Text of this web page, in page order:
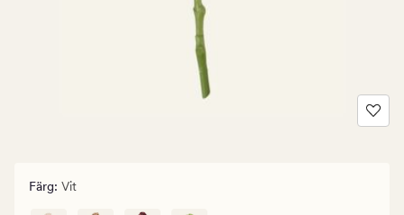
Färg: Vit